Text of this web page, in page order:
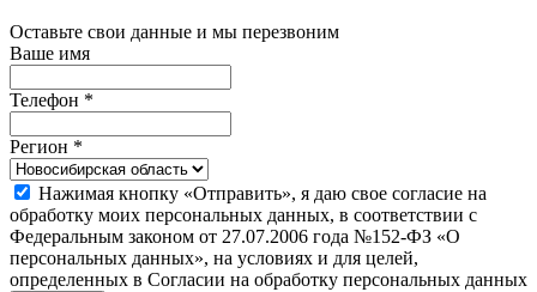
Оставьте свои данные и мы перезвоним
Ваше имя
Телефон *
Регион *
Нажимая кнопку «Отправить», я даю свое согласие на
обработку моих персональных данных, в соответствии с
Федеральным законом от 27.07.2006 года №152-ФЗ «О
персональных данных», на условиях и для целей,
определенных в Согласии на обработку персональных данных